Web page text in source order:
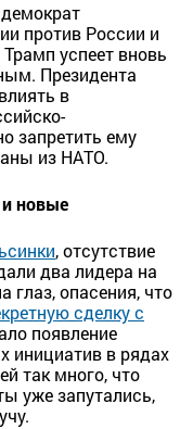
против России и
успеет вновь
Президента
в
запретить ему
из НАТО.
и новые
, отсутствие
два лидера на
глаз, опасения, что
сделку с
появление
инициатив в рядах
так много, что
уже запутались,